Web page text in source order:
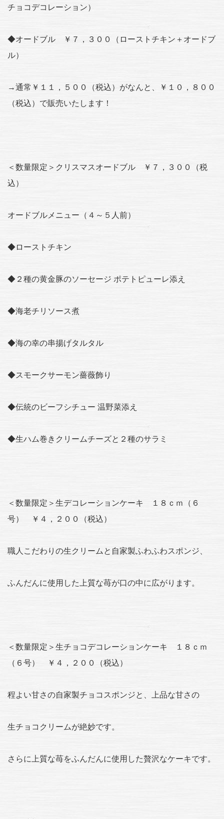
チョコデコレーション）
◆オードブル ￥７，３００（ローストチキン＋オードブ
ル）
→通常￥１１，５００（税込）がなんと、￥１０，８００
（税込）で販売いたします！
＜数量限定＞クリスマスオードブル ￥７，３００（税
込）
オードブルメニュー（４～５人前）
◆ローストチキン
◆２種の黄金豚のソーセージ ポテトピューレ添え
◆海老チリソース煮
◆海の幸の串揚げタルタル
◆スモークサーモン薔薇飾り
◆伝統のビーフシチュー 温野菜添え
◆生ハム巻きクリームチーズと２種のサラミ
＜数量限定＞生デコレーションケーキ １８ｃｍ（６
号） ￥４，２００（税込）
職人こだわりの生クリームと自家製ふわふわスポンジ、
ふんだんに使用した上質な苺が口の中に広がります。
＜数量限定＞生チョコデコレーションケーキ １８ｃｍ
（６号） ￥４，２００（税込）
程よい甘さの自家製チョコスポンジと、上品な甘さの
生チョコクリームが絶妙です。
さらに上質な苺をふんだんに使用した贅沢なケーキです。